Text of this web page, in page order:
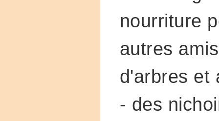
nourriture
autres
d'arbres et
- des